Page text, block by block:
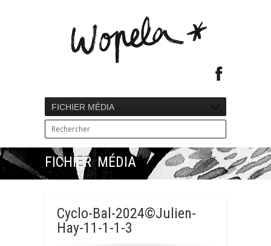
FICHIER MÉDIA
FICHIER MÉDIA
Cyclo-Bal-2024©Julien-
Hay-11-1-1-3